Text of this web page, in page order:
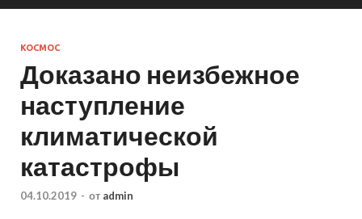
КОСМОС
Доказано неизбежное
наступление
климатической
катастрофы
04.10.2019 - от admin